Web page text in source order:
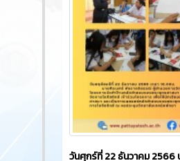
วันศุกร์ที่ 22 ธันวาคม 2566​